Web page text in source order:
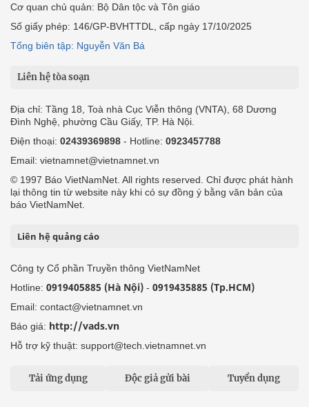
Cơ quan chủ quản: Bộ Dân tộc và Tôn giáo
Số giấy phép: 146/GP-BVHTTDL, cấp ngày 17/10/2025
Tổng biên tập: Nguyễn Văn Bá
Liên hệ tòa soạn
Địa chỉ: Tầng 18, Toà nhà Cục Viễn thông (VNTA), 68 Dương
Đình Nghệ, phường Cầu Giấy, TP. Hà Nội.
Điện thoại: 02439369898 - Hotline: 0923457788
Email: vietnamnet@vietnamnet.vn
© 1997 Báo VietNamNet. All rights reserved. Chỉ được phát hành
lại thông tin từ website này khi có sự đồng ý bằng văn bản của
báo VietNamNet.
Liên hệ quảng cáo
Công ty Cổ phần Truyền thông VietNamNet
Hotline: 0919405885 (Hà Nội) - 0919435885 (Tp.HCM)
Email: contact@vietnamnet.vn
Báo giá: http://vads.vn
Hỗ trợ kỹ thuật: support@tech.vietnamnet.vn
Tải ứng dụng Độc giả gửi bài Tuyển dụng